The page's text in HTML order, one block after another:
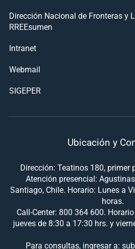
Dirección Nacional de Fronteras y
RREEsumen
Intranet
Webmail
SIGEPER
Ubicación y
Dirección: Teatinos 180, primer
Atención presencial:
Santiago, Chile. Horario: Lunes a
horas.
Call-Center: 800 364 600.
jueves de 8:30 a 17:30 hrs. y
Para consultas, ingresar a: